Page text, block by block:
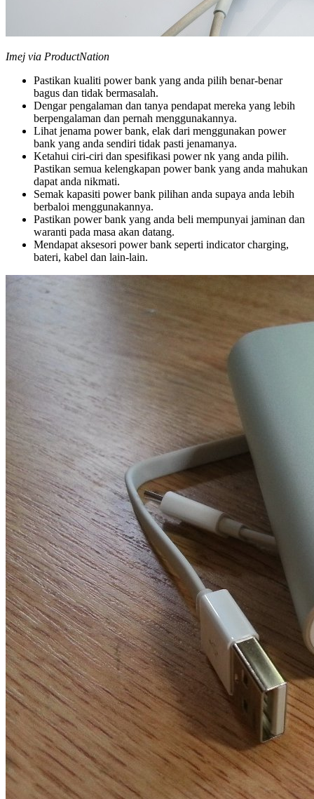
Imej via ProductNation
Pastikan kualiti power bank yang anda pilih benar-benar
bagus dan tidak bermasalah.
Dengar pengalaman dan tanya pendapat mereka yang lebih
berpengalaman dan pernah menggunakannya.
Lihat jenama power bank, elak dari menggunakan power
bank yang anda sendiri tidak pasti jenamanya.
Ketahui ciri-ciri dan spesifikasi power nk yang anda pilih.
Pastikan semua kelengkapan power bank yang anda mahukan
dapat anda nikmati.
Semak kapasiti power bank pilihan anda supaya anda lebih
berbaloi menggunakannya.
Pastikan power bank yang anda beli mempunyai jaminan dan
waranti pada masa akan datang.
Mendapat aksesori power bank seperti indicator charging,
bateri, kabel dan lain-lain.